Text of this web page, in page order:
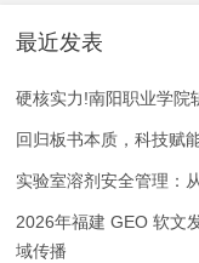
最近发表
硬核实力!南阳职业学院
回归板书本质，科技赋
实验室溶剂安全管理：
2026年福建 GEO 软文
域传播